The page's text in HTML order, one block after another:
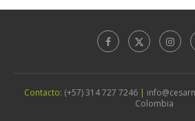
Contacto: (+57) 314 727 7246 |
Colombia